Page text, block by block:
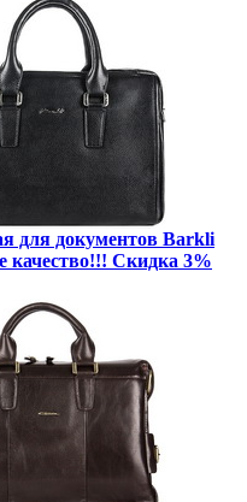
для документов Barkli
качество!!! Скидка 3%